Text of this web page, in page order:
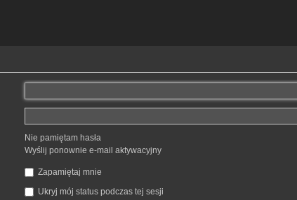
Nie pamiętam hasła
Wyślij ponownie e-mail aktywacyjny
Zapamiętaj mnie
Ukryj mój status podczas tej sesji